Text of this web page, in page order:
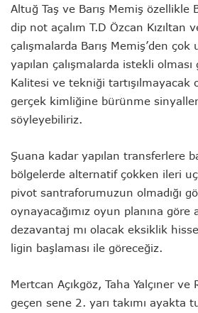
Altuğ Taş ve Barış Memiş özellikle
dip not açalım T.D Özcan Kızıltan
çalışmalarda Barış Memiş’den çok
yapılan çalışmalarda istekli olması
Kalitesi ve tekniği
gerçek kimliğine bürünme
söyleyebiliriz.
Şuana kadar yapılan transferlere
bölgelerde alternatif çokken ileri
pivot santraforumuzun olmadığı
oynayacağımız oyun planına göre
dezavantaj mı olacak eksiklik
ligin başlaması ile göreceğiz.
Mertcan Açıkgöz, Taha Yalçıner
geçen sene 2. yarı takımı ayakta